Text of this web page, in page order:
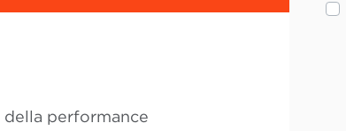
della performance